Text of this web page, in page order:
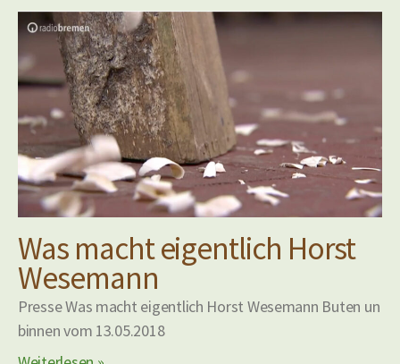
Was macht eigentlich Horst
Wesemann
Presse Was macht eigentlich Horst Wesemann Buten un
binnen vom 13.05.2018